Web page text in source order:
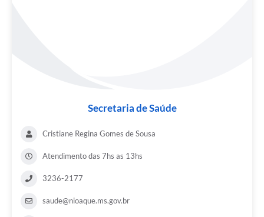
Secretaria de Saúde
Cristiane Regina Gomes de Sousa
Atendimento das 7hs as 13hs
3236-2177
saude@nioaque.ms.gov.br